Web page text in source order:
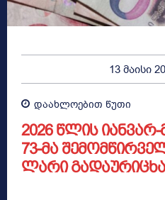
13 მაისი
დაახლოებით წუთი
2026 წლის იანვარ-
73-მა
ლარი გადაურიცხა